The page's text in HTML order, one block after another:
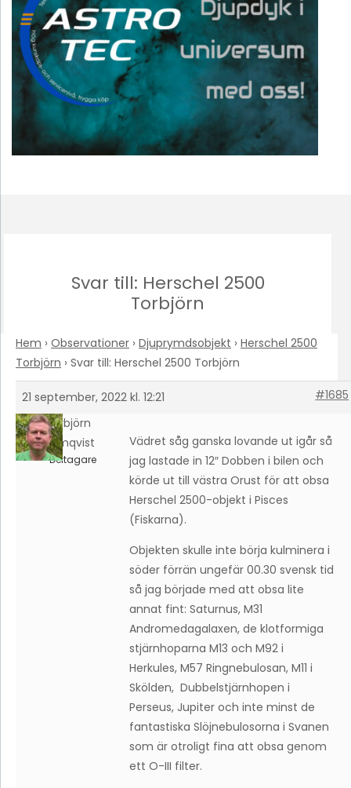
Svar till: Herschel 2500
Torbjörn
Hem › Observationer › Djuprymdsobjekt › Herschel 2500
Torbjörn › Svar till: Herschel 2500 Torbjörn
21 september, 2022 kl. 12:21
#1685
Torbjörn
Holmqvist
Deltagare
Vädret såg ganska lovande ut igår så
jag lastade in 12″ Dobben i bilen och
körde ut till västra Orust för att obsa
Herschel 2500-objekt i Pisces
(Fiskarna).
Objekten skulle inte börja kulminera i
söder förrän ungefär 00.30 svensk tid
så jag började med att obsa lite
annat fint: Saturnus, M31
Andromedagalaxen, de klotformiga
stjärnhoparna M13 och M92 i
Herkules, M57 Ringnebulosan, M11 i
Skölden, Dubbelstjärnhopen i
Perseus, Jupiter och inte minst de
fantastiska Slöjnebulosorna i Svanen
som är otroligt fina att obsa genom
ett O-III filter.